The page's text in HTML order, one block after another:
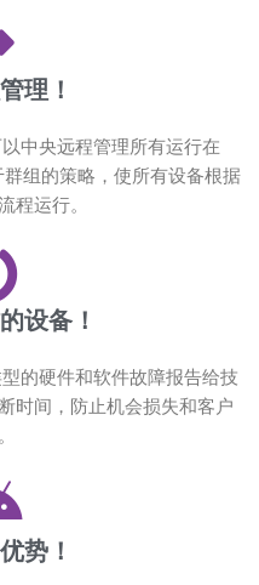
理！
中央远程管理所有运行在
组的策略，使所有设备根据
程运行。
设备！
的硬件和软件故障报告给技
时间，防止机会损失和客户
势！